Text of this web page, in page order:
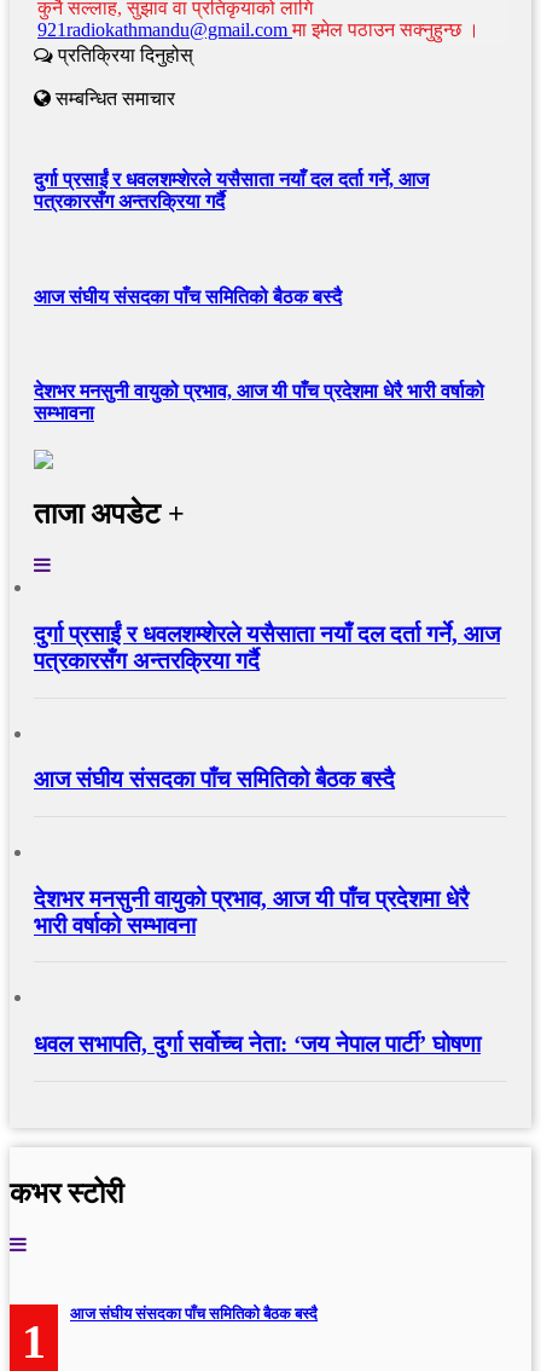
कुनै सल्लाह, सुझाव वा प्रतिकृयाको लागि
921radiokathmandu@gmail.comमा इमेल पठाउन सक्नुहुन्छ ।
प्रतिक्रिया दिनुहोस्
सम्बन्धित समाचार
दुर्गा प्रसाईं र धवलशम्शेरले यसैसाता नयाँ दल दर्ता गर्ने, आज
पत्रकारसँग अन्तरक्रिया गर्दै
आज संघीय संसदका पाँच समितिको बैठक बस्दै
देशभर मनसुनी वायुको प्रभाव, आज यी पाँच प्रदेशमा धेरै भारी वर्षाको
सम्भावना
ताजा अपडेट +
दुर्गा प्रसाईं र धवलशम्शेरले यसैसाता नयाँ दल दर्ता गर्ने, आज
पत्रकारसँग अन्तरक्रिया गर्दै
आज संघीय संसदका पाँच समितिको बैठक बस्दै
देशभर मनसुनी वायुको प्रभाव, आज यी पाँच प्रदेशमा धेरै
भारी वर्षाको सम्भावना
धवल सभापति, दुर्गा सर्वोच्च नेता: ‘जय नेपाल पार्टी’ घोषणा
कभर स्टोरी
1
आज संघीय संसदका पाँच समितिको बैठक बस्दै